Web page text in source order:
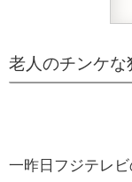
老人のチンケな
一昨日フジテレ